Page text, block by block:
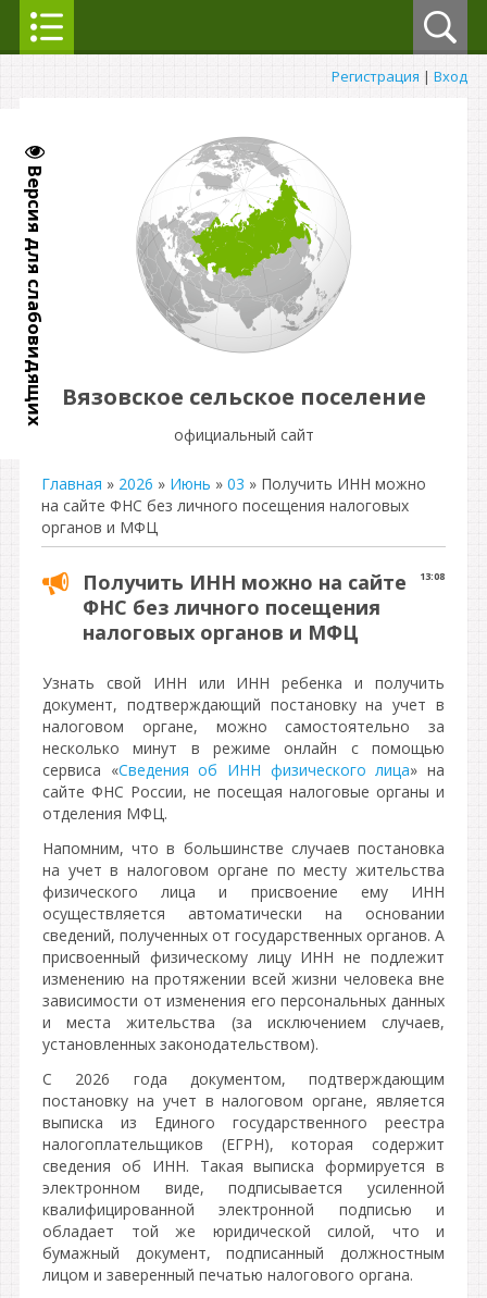
Версия для слабовидящих
Регистрация | Вход
Вязовское сельское поселение
официальный сайт
Главная » 2026 » Июнь » 03 » Получить ИНН можно
на сайте ФНС без личного посещения налоговых
органов и МФЦ
13:08
Получить ИНН можно на сайте
ФНС без личного посещения
налоговых органов и МФЦ
Узнать свой ИНН или ИНН ребенка и получить
документ, подтверждающий постановку на учет в
налоговом органе, можно самостоятельно за
несколько минут в режиме онлайн с помощью
сервиса «Сведения об ИНН физического лица» на
сайте ФНС России, не посещая налоговые органы и
отделения МФЦ.
Напомним, что в большинстве случаев постановка
на учет в налоговом органе по месту жительства
физического лица и присвоение ему ИНН
осуществляется автоматически на основании
сведений, полученных от государственных органов. А
присвоенный физическому лицу ИНН не подлежит
изменению на протяжении всей жизни человека вне
зависимости от изменения его персональных данных
и места жительства (за исключением случаев,
установленных законодательством).
С 2026 года документом, подтверждающим
постановку на учет в налоговом органе, является
выписка из Единого государственного реестра
налогоплательщиков (ЕГРН), которая содержит
сведения об ИНН. Такая выписка формируется в
электронном виде, подписывается усиленной
квалифицированной электронной подписью и
обладает той же юридической силой, что и
бумажный документ, подписанный должностным
лицом и заверенный печатью налогового органа.